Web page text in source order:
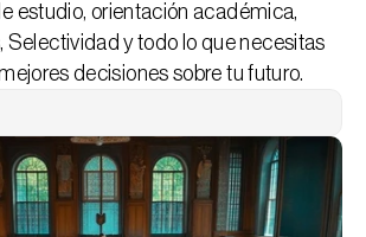
estudio, orientación académica,
Selectividad y todo lo que necesitas
decisiones sobre tu futuro.